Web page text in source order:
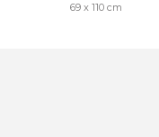
69 x 110 cm